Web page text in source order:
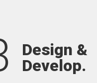
Design &
Develop.